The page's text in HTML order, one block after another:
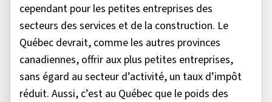
cependant pour les petites entreprises des
secteurs des services et de la construction. Le
Québec devrait, comme les autres provinces
canadiennes, offrir aux plus petites entreprises,
sans égard au secteur d’activité, un taux d’impôt
réduit. Aussi, c’est au Québec que le poids des